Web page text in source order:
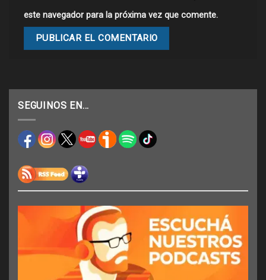
este navegador para la próxima vez que comente.
SEGUINOS EN…